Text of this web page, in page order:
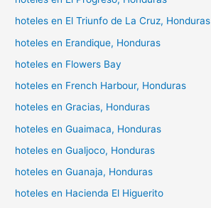
hoteles en El Triunfo de La Cruz, Honduras
hoteles en Erandique, Honduras
hoteles en Flowers Bay
hoteles en French Harbour, Honduras
hoteles en Gracias, Honduras
hoteles en Guaimaca, Honduras
hoteles en Gualjoco, Honduras
hoteles en Guanaja, Honduras
hoteles en Hacienda El Higuerito